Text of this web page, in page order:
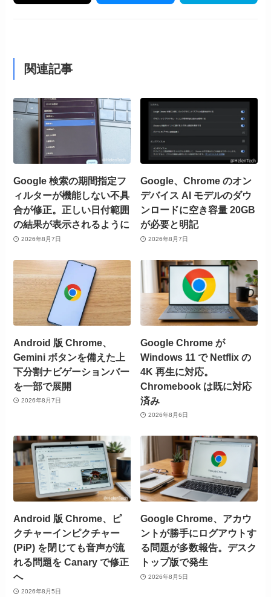
関連記事
Google 検索の期間指定フ
ィルターが機能しない不具
合が修正。正しい日付範囲
の結果が表示されるように
2026年8月7日
Google、Chrome のオン
デバイス AI モデルのダウ
ンロードに空き容量 20GB
が必要と明記
2026年8月7日
Android 版 Chrome、
Gemini ボタンを備えた上
下分割ナビゲーションバー
を一部で展開
2026年8月7日
Google Chrome が
Windows 11 で Netflix の
4K 再生に対応。
Chromebook は既に対応
済み
2026年8月6日
Android 版 Chrome、ピ
クチャーインピクチャー
(PiP) を閉じても音声が流
れる問題を Canary で修正
へ
2026年8月5日
Google Chrome、アカウ
ントが勝手にログアウトす
る問題が多数報告。デスク
トップ版で発生
2026年8月5日